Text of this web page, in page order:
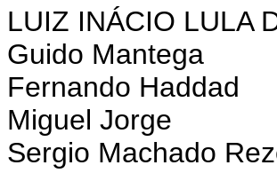
LUIZ INÁCIO LULA
Guido Mantega
Fernando Haddad
Miguel Jorge
Sergio Machado